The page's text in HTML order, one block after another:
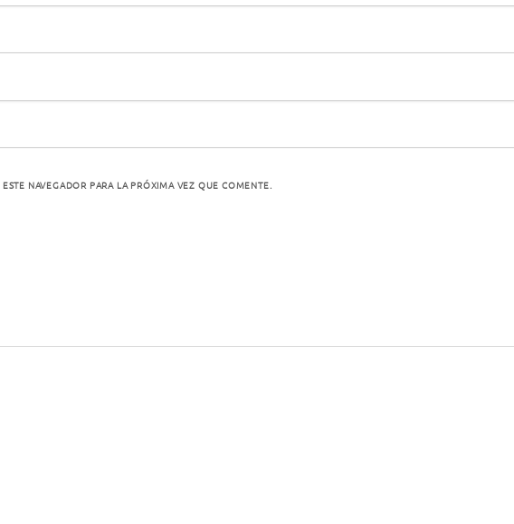
NAVEGADOR PARA LA PRÓXIMA VEZ QUE COMENTE.